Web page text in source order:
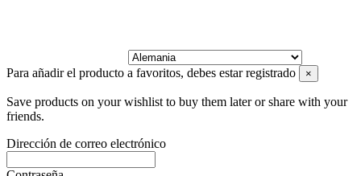
Para añadir el producto a favoritos, debes estar registrado ×
Save products on your wishlist to buy them later or share with your
friends.
Dirección de correo electrónico